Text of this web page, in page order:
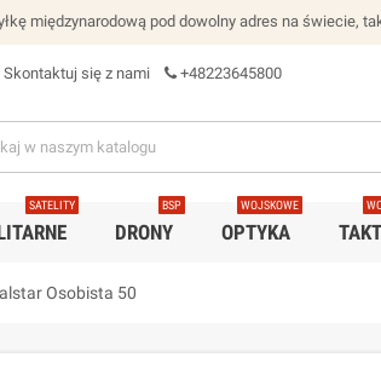
międzynarodową pod dowolny adres na świecie,
Skontaktuj się z nami +48223645800
SATELITY
DRONY
BSP
OPTYKA
WOJSKOWE
Osobista 50